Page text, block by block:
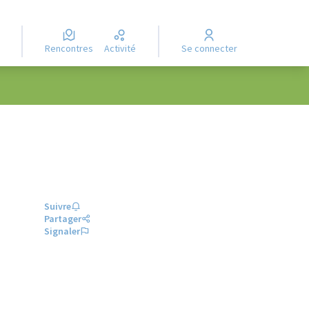
Rencontres Activité Se connecter
Suivre
Partager
Signaler